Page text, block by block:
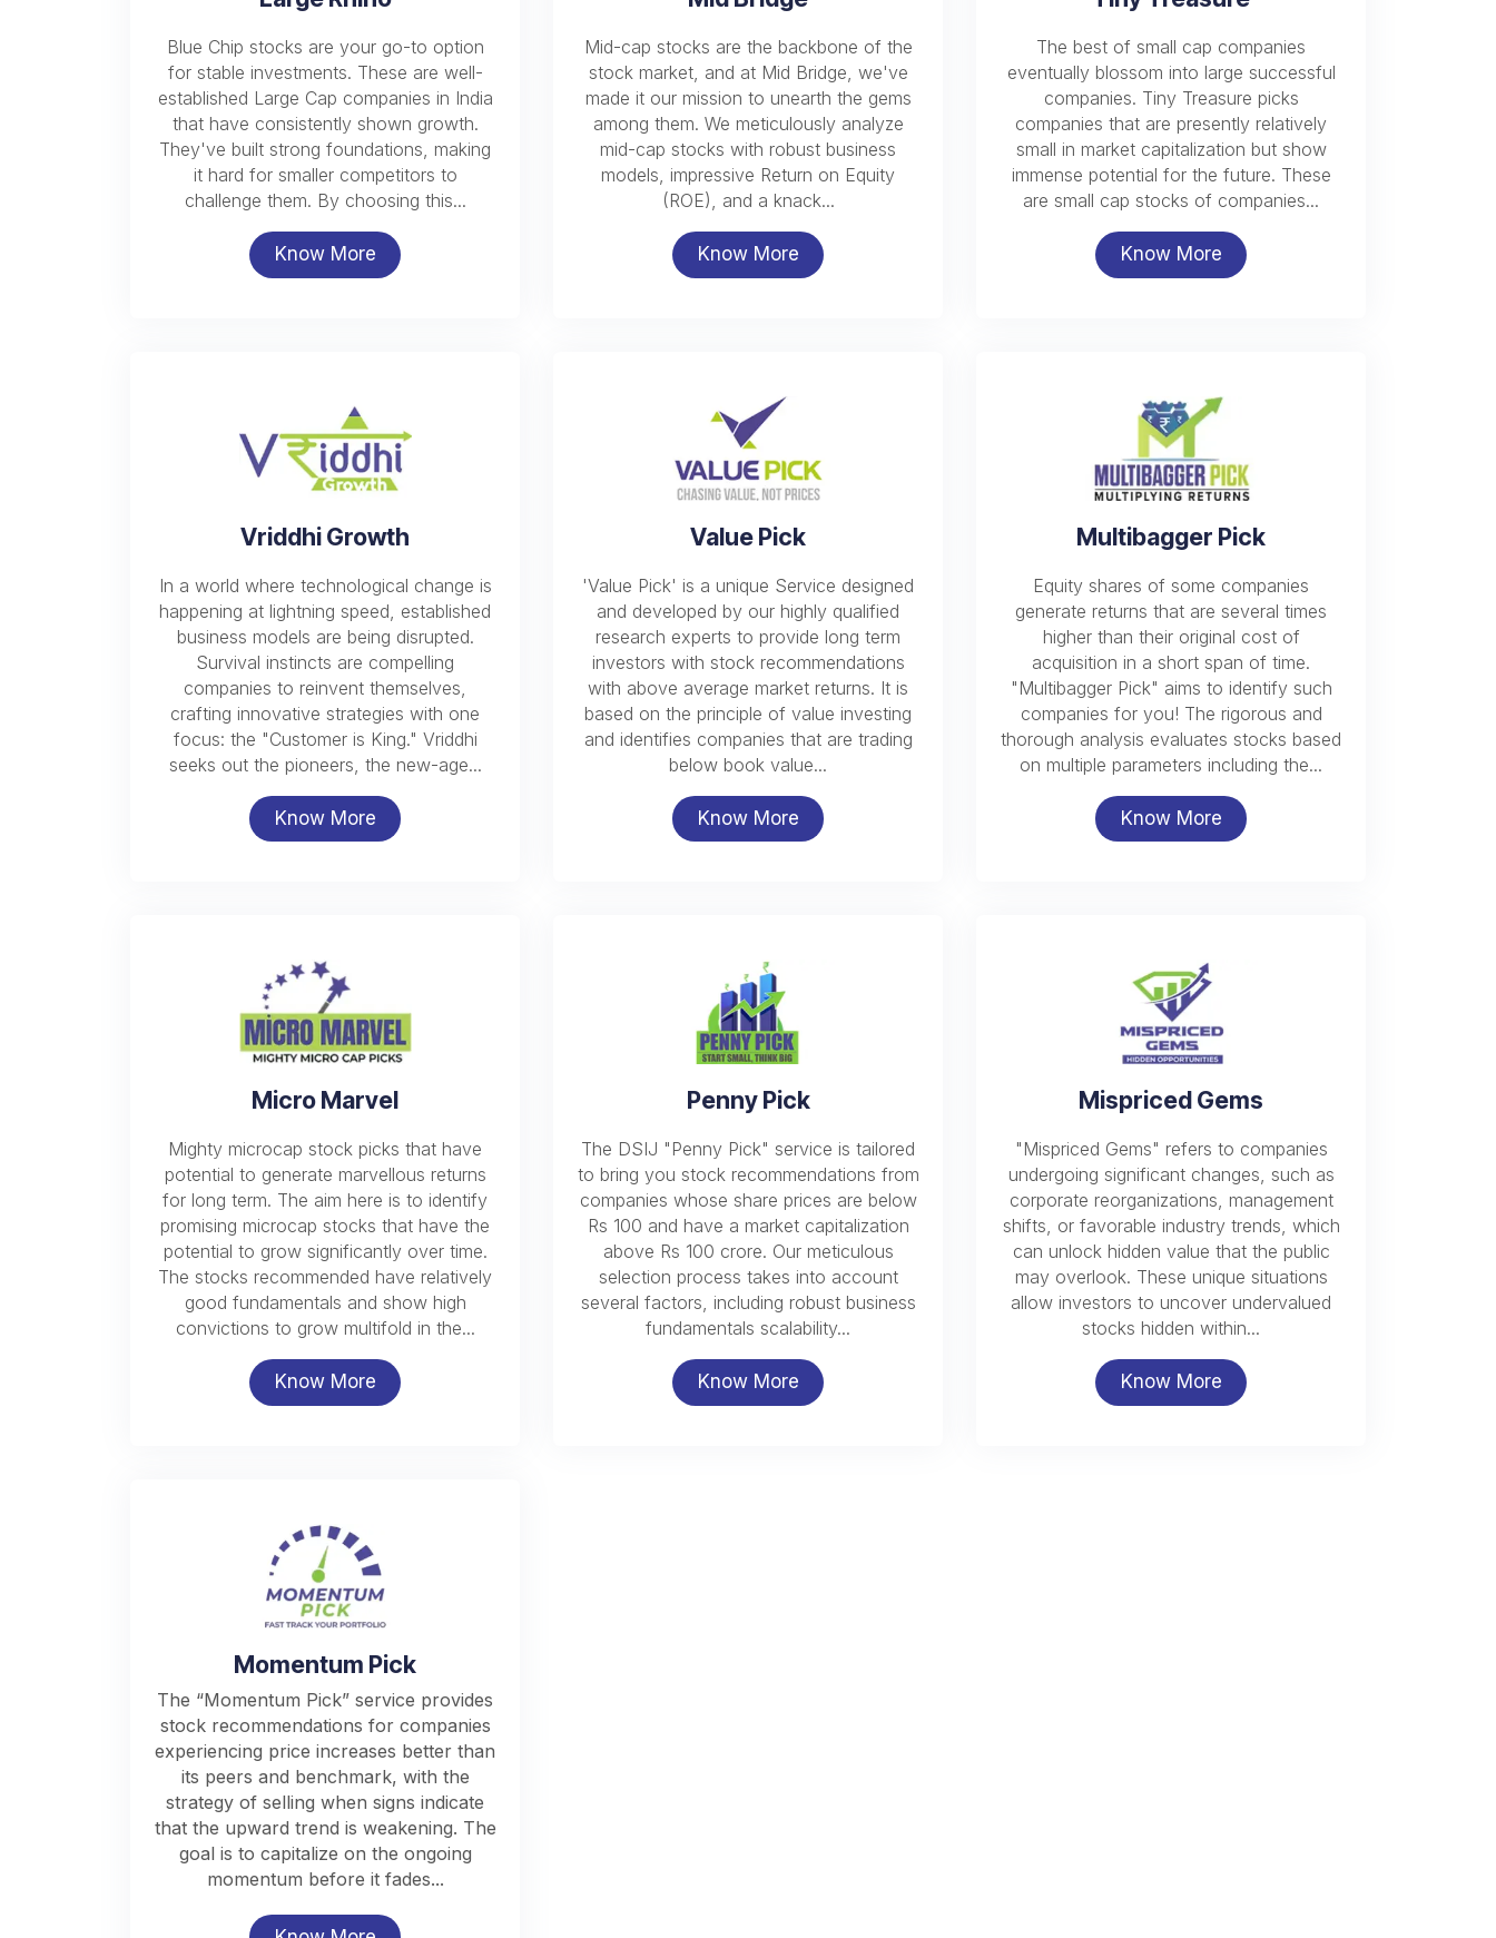
Blue Chip stocks are your go-to option
for stable investments. These are well-
established Large Cap companies in India
that have consistently shown growth.
They've built strong foundations, making
it hard for smaller competitors to
challenge them. By choosing this...
Know More
Mid-cap stocks are the backbone of the
stock market, and at Mid Bridge, we've
made it our mission to unearth the gems
among them. We meticulously analyze
mid-cap stocks with robust business
models, impressive Return on Equity
(ROE), and a knack...
Know More
The best of small cap companies
eventually blossom into large successful
companies. Tiny Treasure picks
companies that are presently relatively
small in market capitalization but show
immense potential for the future. These
are small cap stocks of companies...
Know More
Vriddhi Growth
In a world where technological change is
happening at lightning speed, established
business models are being disrupted.
Survival instincts are compelling
companies to reinvent themselves,
crafting innovative strategies with one
focus: the "Customer is King." Vriddhi
seeks out the pioneers, the new-age...
Know More
Value Pick
'Value Pick' is a unique Service designed
and developed by our highly qualified
research experts to provide long term
investors with stock recommendations
with above average market returns. It is
based on the principle of value investing
and identifies companies that are trading
below book value...
Know More
Multibagger Pick
Equity shares of some companies
generate returns that are several times
higher than their original cost of
acquisition in a short span of time.
"Multibagger Pick" aims to identify such
companies for you! The rigorous and
thorough analysis evaluates stocks based
on multiple parameters including the...
Know More
Micro Marvel
Mighty microcap stock picks that have
potential to generate marvellous returns
for long term. The aim here is to identify
promising microcap stocks that have the
potential to grow significantly over time.
The stocks recommended have relatively
good fundamentals and show high
convictions to grow multifold in the...
Know More
Penny Pick
The DSIJ "Penny Pick" service is tailored
to bring you stock recommendations from
companies whose share prices are below
Rs 100 and have a market capitalization
above Rs 100 crore. Our meticulous
selection process takes into account
several factors, including robust business
fundamentals scalability...
Know More
Mispriced Gems
"Mispriced Gems" refers to companies
undergoing significant changes, such as
corporate reorganizations, management
shifts, or favorable industry trends, which
can unlock hidden value that the public
may overlook. These unique situations
allow investors to uncover undervalued
stocks hidden within...
Know More
Momentum Pick
The “Momentum Pick” service provides
stock recommendations for companies
experiencing price increases better than
its peers and benchmark, with the
strategy of selling when signs indicate
that the upward trend is weakening. The
goal is to capitalize on the ongoing
momentum before it fades...